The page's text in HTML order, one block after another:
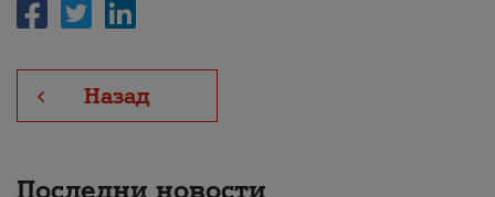
Назад
Последни новости